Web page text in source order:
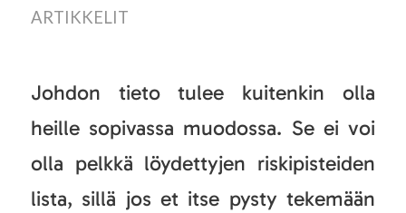
ARTIKKELIT
Johdon tieto tulee kuitenkin olla
heille sopivassa muodossa. Se ei voi
olla pelkkä löydettyjen riskipisteiden
lista, sillä jos et itse pysty tekemään